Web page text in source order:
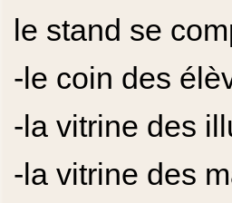
le stand se
-le coin des
-la vitrine des
-la vitrine des